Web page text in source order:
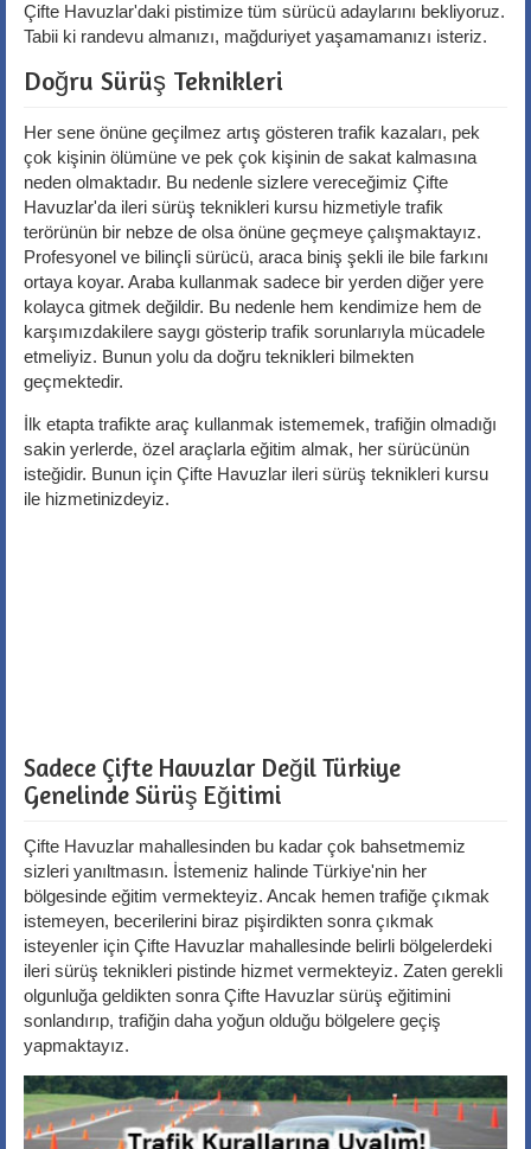
Çifte Havuzlar'daki pistimize tüm sürücü adaylarını bekliyoruz.
Tabii ki randevu almanızı, mağduriyet yaşamamanızı isteriz.
Doğru Sürüş Teknikleri
Her sene önüne geçilmez artış gösteren trafik kazaları, pek
çok kişinin ölümüne ve pek çok kişinin de sakat kalmasına
neden olmaktadır. Bu nedenle sizlere vereceğimiz Çifte
Havuzlar'da ileri sürüş teknikleri kursu hizmetiyle trafik
terörünün bir nebze de olsa önüne geçmeye çalışmaktayız.
Profesyonel ve bilinçli sürücü, araca biniş şekli ile bile farkını
ortaya koyar. Araba kullanmak sadece bir yerden diğer yere
kolayca gitmek değildir. Bu nedenle hem kendimize hem de
karşımızdakilere saygı gösterip trafik sorunlarıyla mücadele
etmeliyiz. Bunun yolu da doğru teknikleri bilmekten
geçmektedir.
İlk etapta trafikte araç kullanmak istememek, trafiğin olmadığı
sakin yerlerde, özel araçlarla eğitim almak, her sürücünün
isteğidir. Bunun için Çifte Havuzlar ileri sürüş teknikleri kursu
ile hizmetinizdeyiz.
Sadece Çifte Havuzlar Değil Türkiye
Genelinde Sürüş Eğitimi
Çifte Havuzlar mahallesinden bu kadar çok bahsetmemiz
sizleri yanıltmasın. İstemeniz halinde Türkiye'nin her
bölgesinde eğitim vermekteyiz. Ancak hemen trafiğe çıkmak
istemeyen, becerilerini biraz pişirdikten sonra çıkmak
isteyenler için Çifte Havuzlar mahallesinde belirli bölgelerdeki
ileri sürüş teknikleri pistinde hizmet vermekteyiz. Zaten gerekli
olgunluğa geldikten sonra Çifte Havuzlar sürüş eğitimini
sonlandırıp, trafiğin daha yoğun olduğu bölgelere geçiş
yapmaktayız.